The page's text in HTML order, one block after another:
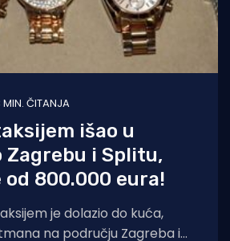
MIN. ČITANJA
išao u
Zagrebu i Splitu,
od 800.000 eura!
je dolazio do kuća,
na području Zagreba i